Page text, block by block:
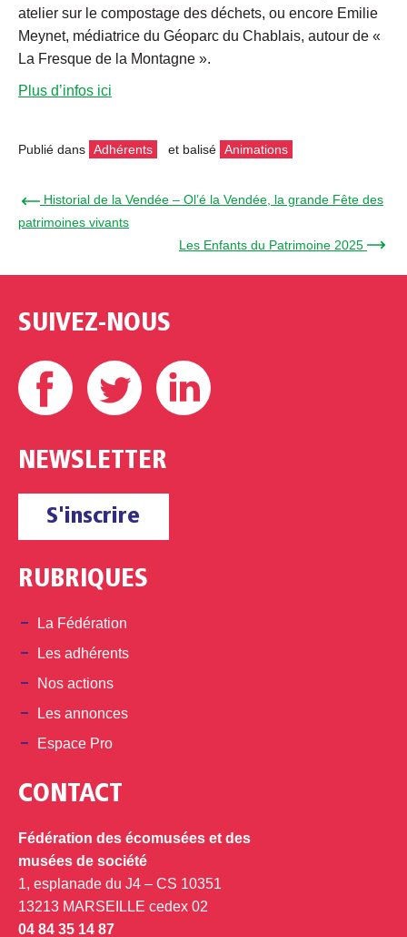
atelier sur le compostage des déchets, ou encore Emilie
Meynet, médiatrice du Géoparc du Chablais, autour de «
La Fresque de la Montagne ».
Plus d’infos ici
Publié dans Adhérents et balisé Animations
← Historial de la Vendée – Ol’é la Vendée, la grande Fête des
patrimoines vivants
Les Enfants du Patrimoine 2025 →
SUIVEZ-NOUS
Facebook Twitter
NEWSLETTER
S'inscrire
RUBRIQUES
La Fédération
Les adhérents
Nos actions
Les annonces
Espace Pro
CONTACT
Fédération des écomusées et des
musées de société
1, esplanade du J4 – CS 10351
13213 MARSEILLE cedex 02
04 84 35 14 87